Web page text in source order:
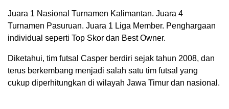
Juara 1 Nasional Turnamen Kalimantan. Juara 4
Turnamen Pasuruan. Juara 1 Liga Member. Penghargaan
individual seperti Top Skor dan Best Owner.
Diketahui, tim futsal Casper berdiri sejak tahun 2008, dan
terus berkembang menjadi salah satu tim futsal yang
cukup diperhitungkan di wilayah Jawa Timur dan nasional.